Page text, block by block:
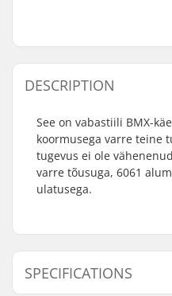
DESCRIPTION
See on vabastiili BMX-
koormusega varre teine
tugevus ei ole
varre tõusuga, 6061
ulatusega.
SPECIFICATIONS